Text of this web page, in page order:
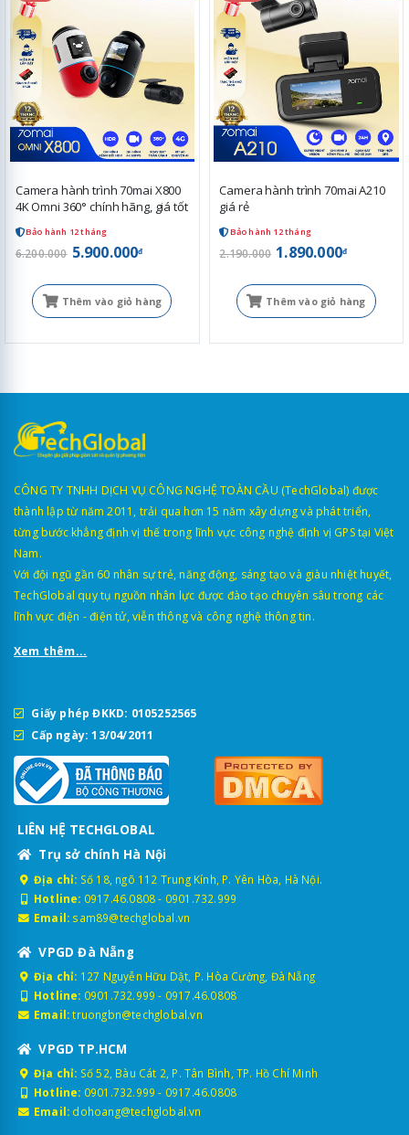
Camera hành trình 70mai X800
4K Omni 360° chính hãng, giá tốt
Bảo hành 12 tháng
6.200.000 5.900.000đ
Thêm vào giỏ hàng
Camera hành trình 70mai A210
giá rẻ
Bảo hành 12 tháng
2.190.000 1.890.000đ
Thêm vào giỏ hàng
CÔNG TY TNHH DỊCH VỤ CÔNG NGHỆ TOÀN CẦU (TechGlobal) được
thành lập từ năm 2011, trải qua hơn 15 năm xây dựng và phát triển,
từng bước khẳng định vị thế trong lĩnh vực công nghệ định vị GPS tại Việt
Nam.
Với đội ngũ gần 60 nhân sự trẻ, năng động, sáng tạo và giàu nhiệt huyết,
TechGlobal quy tụ nguồn nhân lực được đào tạo chuyên sâu trong các
lĩnh vực điện - điện tử, viễn thông và công nghệ thông tin.
Xem thêm...
Giấy phép ĐKKD: 0105252565
Cấp ngày: 13/04/2011
LIÊN HỆ TECHGLOBAL
Trụ sở chính Hà Nội
Địa chỉ: Số 18, ngõ 112 Trung Kính, P. Yên Hòa, Hà Nội.
Hotline: 0917.46.0808- 0901.732.999
Email: sam89@techglobal.vn
VPGD Đà Nẵng
Địa chỉ: 127 Nguyễn Hữu Dật, P. Hòa Cường, Đà Nẵng
Hotline: 0901.732.999 - 0917.46.0808
Email: truongbn@techglobal.vn
VPGD TP.HCM
Địa chỉ: Số 52, Bàu Cát 2, P. Tân Bình, TP. Hồ Chí Minh
Hotline: 0901.732.999 - 0917.46.0808
Email: dohoang@techglobal.vn